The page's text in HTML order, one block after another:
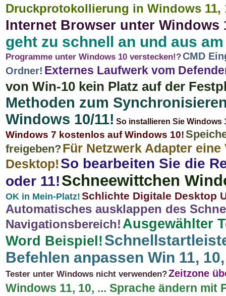
Druckprotokollierung in Windows 11,
Internet Browser unter Windows
geht zu schnell an und aus
Programme unter Windows 10 verstecken!?CMD
Ordner! Externes Laufwerk vom
von Win-10 kein Platz auf der
Methoden zum
Windows 10/11! So installieren Sie Windows
Windows 7 kostenlos auf Windows 10!
freigeben?Für Netzwerk Adapter
Desktop! So bearbeiten Sie die
oder 11!Schneewittchen
OK in Mein-Platz! Schlichte Digitale Desktop
Automatisches ausklappen des
Navigationsbereich!Ausgewählter
Word Beispiel!
Befehlen anpassen Win 11,
Tester unter Windows nicht verwenden?Zeitzone
Windows 11, 10, ... Sprache ändern